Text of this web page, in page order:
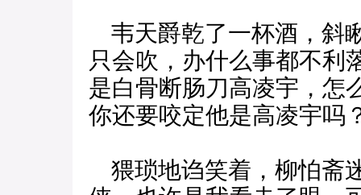
韦天爵乾了一杯酒，斜
只会吹，办什么事都不利
是白骨断肠刀高凌宇，怎
你还要咬定他是高凌宇吗
猥琐地诌笑着，柳怕斋